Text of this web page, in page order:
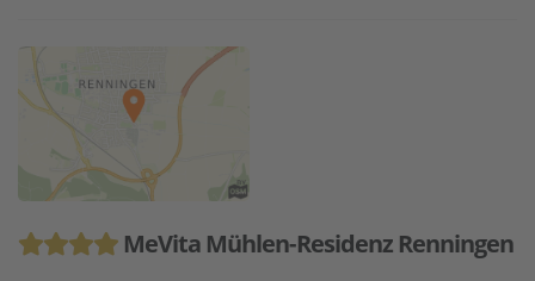
MeVita Mühlen-Residenz Renningen